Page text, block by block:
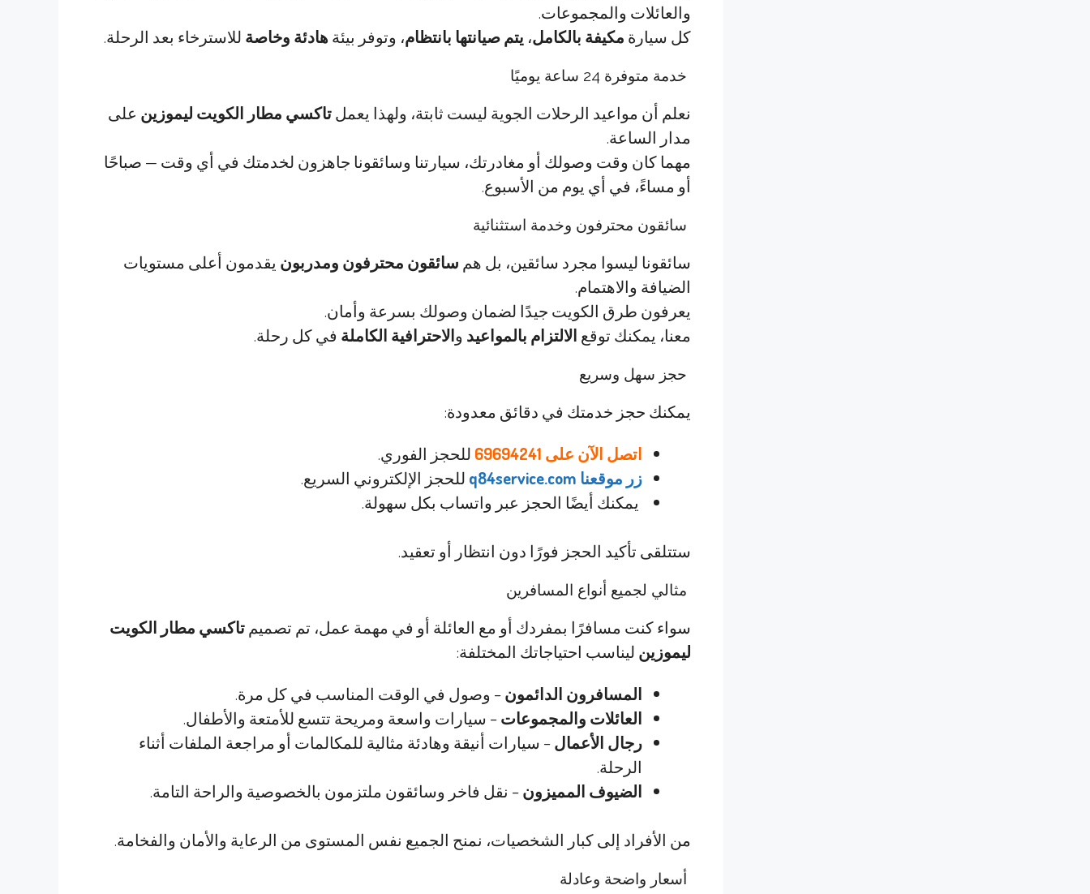
والعائلات والمجموعات.
كل سيارة مكيفة بالكامل، يتم صيانتها بانتظام، وتوفر بيئةهادئة وخاصة للاسترخاء بعد الرحلة.
خدمة متوفرة 24 ساعة يوميًا
نعلم أن مواعيد الرحلات الجوية ليست ثابتة، ولهذا يعملتاكسي مطار الكويت ليموزين على
مدار الساعة.
مهما كان وقت وصولك أو مغادرتك، سيارتنا وسائقونا جاهزون لخدمتك في أي وقت — صباحًا
أو مساءً، في أي يوم من الأسبوع.
سائقون محترفون وخدمة استثنائية
سائقونا ليسوا مجرد سائقين، بل هم سائقون محترفون ومدربون يقدمون أعلى مستويات
الضيافة والاهتمام.
يعرفون طرق الكويت جيدًا لضمان وصولك بسرعة وأمان.
معنا، يمكنك توقع الالتزام بالمواعيد والاحترافية الكاملة في كل رحلة.
حجز سهل وسريع
يمكنك حجز خدمتك في دقائق معدودة:
اتصل الآن على 69694241
للحجز الفوري.
زر موقعنا q84service.com
للحجز الإلكتروني السريع.
يمكنك أيضًا الحجز عبر واتساب بكل سهولة.
ستتلقى تأكيد الحجز فورًا دون انتظار أو تعقيد.
مثالي لجميع أنواع المسافرين
سواء كنت مسافرًا بمفردك أو مع العائلة أو في مهمة عمل، تم تصميمتاكسي مطار الكويت
ليموزين ليناسب احتياجاتك المختلفة:
المسافرون الدائمون– وصول في الوقت المناسب في كل مرة.
العائلات والمجموعات– سيارات واسعة ومريحة تتسع للأمتعة والأطفال.
رجال الأعمال– سيارات أنيقة وهادئة مثالية للمكالمات أو مراجعة الملفات أثناء
الرحلة.
الضيوف المميزون– نقل فاخر وسائقون ملتزمون بالخصوصية والراحة التامة.
من الأفراد إلى كبار الشخصيات، نمنح الجميع نفس المستوى من الرعاية والأمان والفخامة.
أسعار واضحة وعادلة